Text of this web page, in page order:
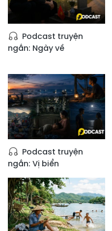
Podcast truyện
ngắn: Ngày về
Podcast truyện
ngắn: Vị biển